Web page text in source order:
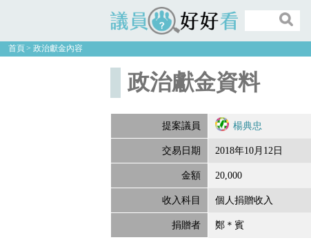
議員好好看
首頁 政治獻金內容
政治獻金資料
提案議員 楊典忠
交易日期 2018年10月12日
金額 20,000
收入科目 個人捐贈收入
捐贈者 鄭＊賓